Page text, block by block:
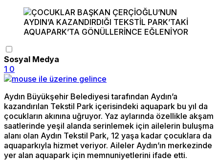
Sosyal Medya
1 0
Aydın Büyükşehir Belediyesi tarafından Aydın’a
kazandırılan Tekstil Park içerisindeki aquapark bu yıl da
çocukların akınına uğruyor. Yaz aylarında özellikle akşam
saatlerinde yeşil alanda serinlemek için ailelerin buluşma
alanı olan Aydın Tekstil Park, 12 yaşa kadar çocuklara da
aquaparkıyla hizmet veriyor. Aileler Aydın’ın merkezinde
yer alan aquapark için memnuniyetlerini ifade etti.